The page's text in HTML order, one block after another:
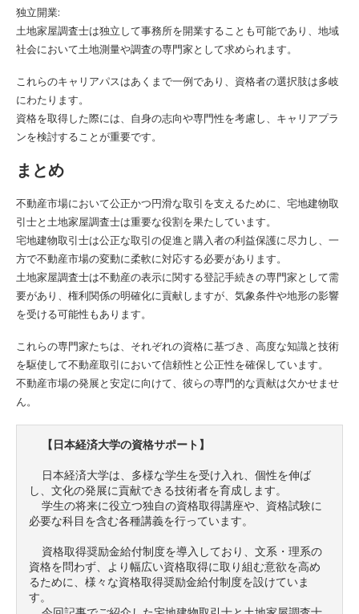
独立開業:
土地家屋調査士は独立して事務所を開業することも可能であり、地域
社会において土地測量や調査の専門家として求められます。
これらのキャリアパスはあくまで一例であり、資格者の選択肢は多岐
にわたります。
資格を取得した際には、自身の志向や専門性を考慮し、キャリアプラ
ンを検討することが重要です。
まとめ
不動産市場において公正かつ円滑な取引を支えるために、宅地建物取
引士と土地家屋調査士は重要な役割を果たしています。
宅地建物取引士は公正な取引の促進と購入者の利益保護に尽力し、一
方で不動産市場の変動に柔軟に対応する必要があります。
土地家屋調査士は不動産の表示に関する登記手続きの専門家として需
要があり、権利関係の明確化に貢献しますが、気象条件や地形の影響
を受ける可能性もあります。
これらの専門家たちは、それぞれの資格に基づき、高度な知識と技術
を駆使して不動産取引において信頼性と公正性を確保しています。
不動産市場の発展と安定に向けて、彼らの専門的な貢献は欠かせませ
ん。
【日本経済大学の資格サポート】
し、文化の発展に貢献できる技術者を育成します。
必要な科目を含む各種講義を行っています。
資格を問わず、より幅広い資格取得に取り組む意欲を高め
るために、様々な資格取得奨励金給付制度を設けていま
す。